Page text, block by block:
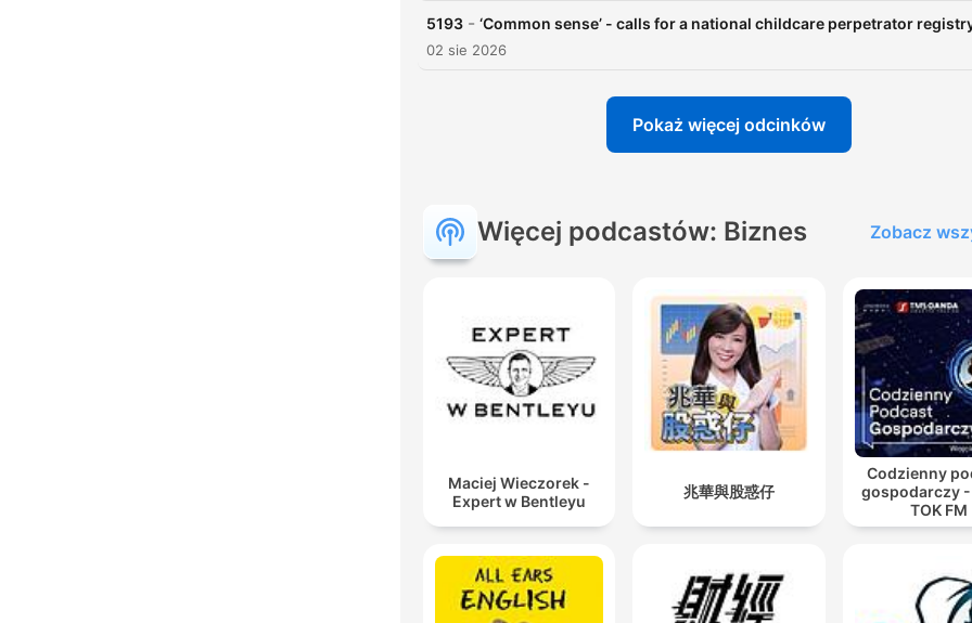
5193 - ‘Common sense’ - calls for a national childcare perpetrator
02 sie 2026
Pokaż więcej odcinków
Więcej podcastów: Biznes Zobacz
Maciej Wieczorek -
Expert w Bentleyu
兆華與股惑仔
Codzienny
gospodarczy -
TOK FM